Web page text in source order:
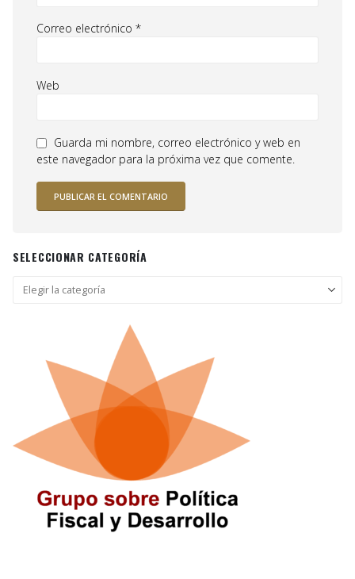
Correo electrónico *
Web
Guarda mi nombre, correo electrónico y web en
este navegador para la próxima vez que comente.
SELECCIONAR CATEGORÍA
Seleccionar
categoría